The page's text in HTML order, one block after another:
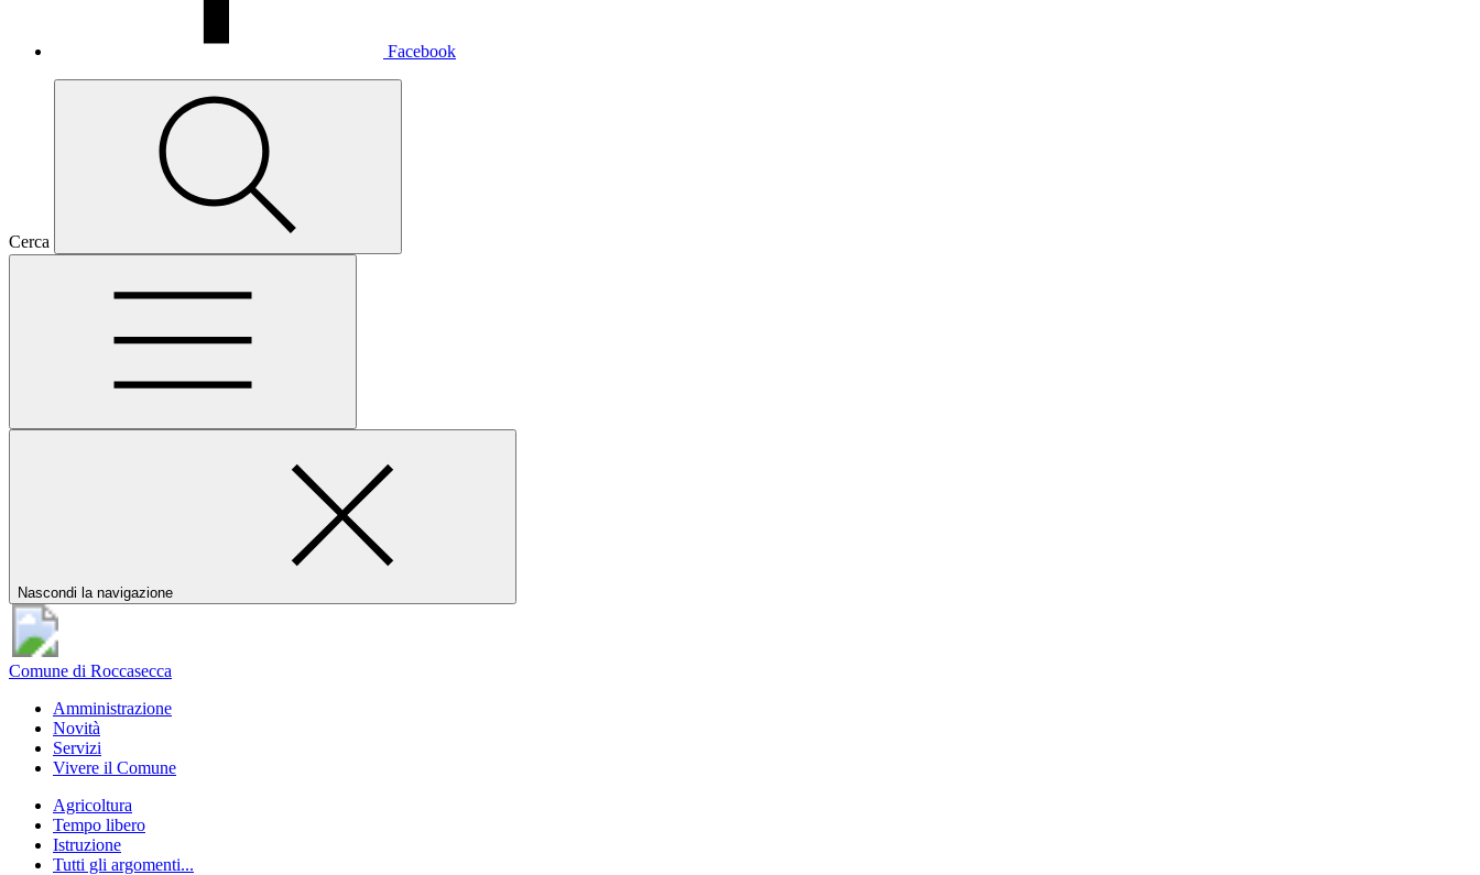
Facebook
Cerca
Nascondi la navigazione
Comune di Roccasecca
Amministrazione
Novità
Servizi
Vivere il Comune
Agricoltura
Tempo libero
Istruzione
Tutti gli argomenti...